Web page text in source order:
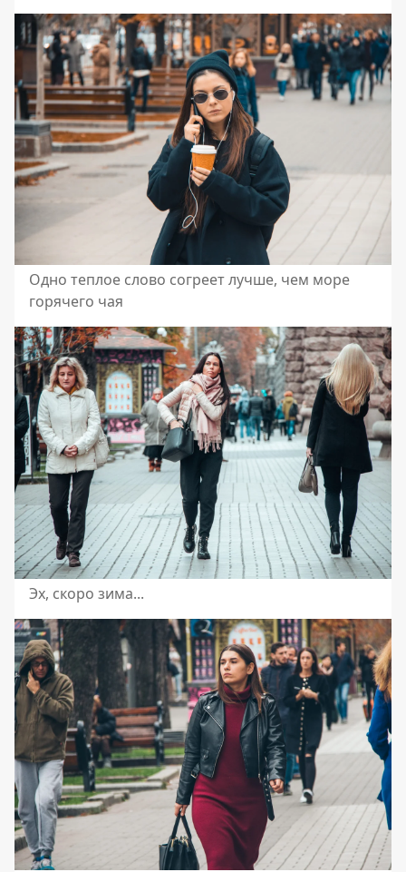
Одно теплое слово согреет лучше, чем море
горячего чая
Эх, скоро зима...